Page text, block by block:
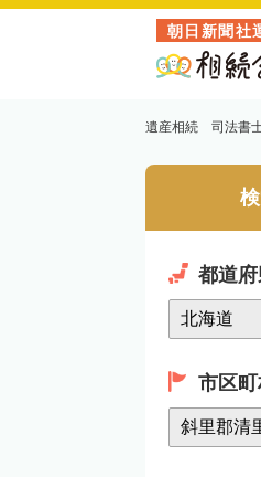
朝日新聞社
遺産相続 司法書
都道
市区